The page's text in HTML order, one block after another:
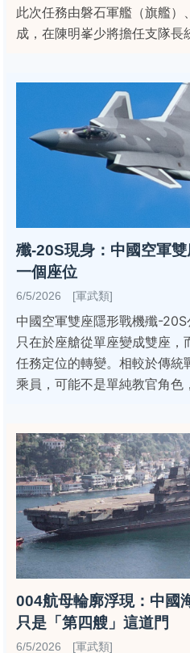
此次任務由磐石軍艦（旗艦）
成，在陳明峯少將擔任支隊長
殲-20S現身：中國空軍
一個座位
6/5/2026 [軍武類]
中國空軍雙座隱形戰機殲-
只在於座艙從單座變成雙座
任務定位的轉變。相較於傳
乘員，可能不是單純教官角色
004航母輪廓浮現：中國
只是「第四艘」這道門
6/5/2026 [軍武類]